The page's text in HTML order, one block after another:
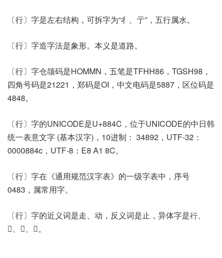
〔行〕字是左右结构，可拆字为“彳、亍”，五行属水。
〔行〕字造字法是象形。本义是道路。
〔行〕字仓颉码是HOMMN，五笔是TFHH86，TGSH98，
四角号码是21221，郑码是OI，中文电码是5887，区位码是
4848。
〔行〕字的UNICODE是U+884C，位于UNICODE的中日韩
统一表意文字 (基本汉字)，10进制： 34892，UTF-32：
0000884c，UTF-8：E8 A1 8C。
〔行〕字在《通用规范汉字表》的一级字表中，序号
0483，属常用字。
〔行〕字的近义词是走、动，反义词是止，异体字是行、
𠎢、𧗞、𧗟。